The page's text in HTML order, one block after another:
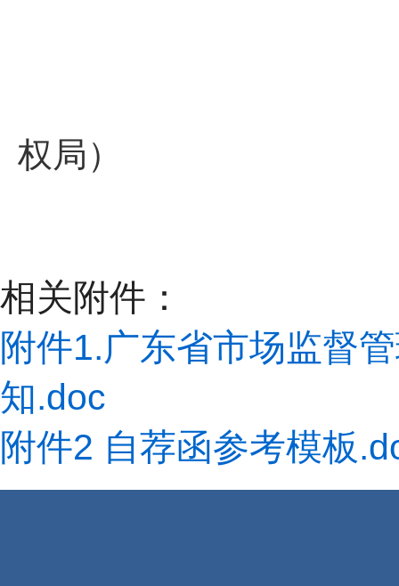
权局）
相关附件：
附件1.广东省市场监督
知.doc
附件2 自荐函参考模板